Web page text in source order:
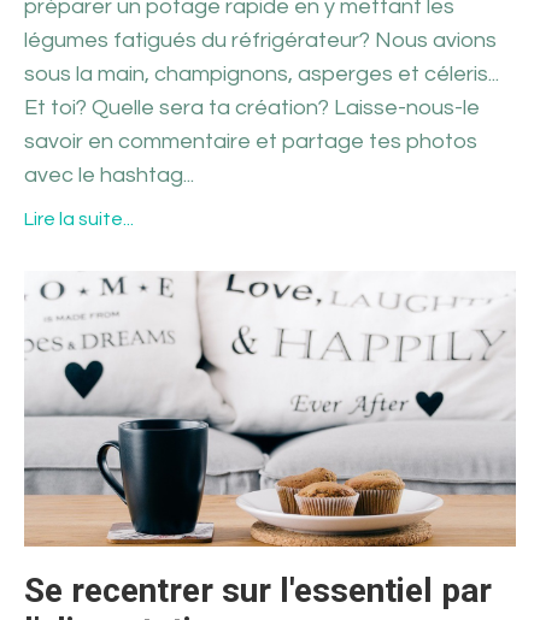
préparer un potage rapide en y mettant les
légumes fatigués du réfrigérateur? Nous avions
sous la main, champignons, asperges et céleris...
Et toi? Quelle sera ta création? Laisse-nous-le
savoir en commentaire et partage tes photos
avec le hashtag...
Lire la suite...
Se recentrer sur l'essentiel par